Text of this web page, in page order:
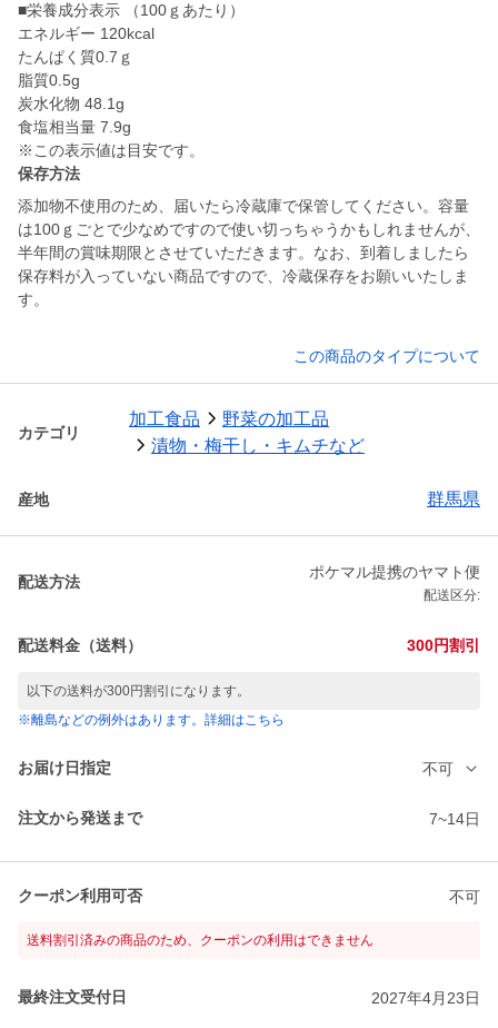
■栄養成分表示 （100ｇあたり）
エネルギー 120kcal
たんぱく質0.7ｇ
脂質0.5g
炭水化物 48.1g
食塩相当量 7.9g
保存方法
添加物不使用のため、届いたら冷蔵庫で保管してください。容量
は100ｇごとで少なめですので使い切っちゃうかもしれませんが、
半年間の賞味期限とさせていただきます。なお、到着しましたら
保存料が入っていない商品ですので、冷蔵保存をお願いいたしま
す。
この商品のタイプについて
カテゴリ
加工食品
野菜の加工品
漬物・梅干し・キムチなど
産地 群馬県
配送方法
ポケマル提携のヤマト便
配送区分:
配送料金（送料） 300円割引
以下の送料が300円割引になります。
※離島などの例外はあります。詳細はこちら
お届け日指定 不可
注文から発送まで 7~14日
クーポン利用可否 不可
送料割引済みの商品のため、クーポンの利用はできません
最終注文受付日 2027年4月23日